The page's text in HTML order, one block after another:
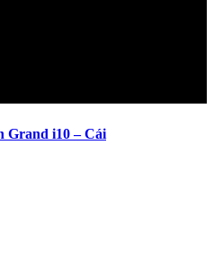
Grand i10 – Cái